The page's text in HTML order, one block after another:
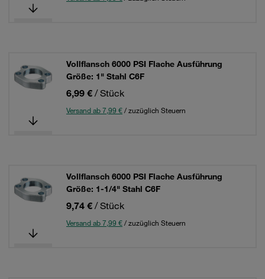
Vollflansch 6000 PSI Flache Ausführung
Größe: 1" Stahl C6F
6,99 € / Stück
Versand ab 7,99 €/ zuzüglich Steuern
Vollflansch 6000 PSI Flache Ausführung
Größe: 1-1/4" Stahl C6F
9,74 € / Stück
Versand ab 7,99 €/ zuzüglich Steuern